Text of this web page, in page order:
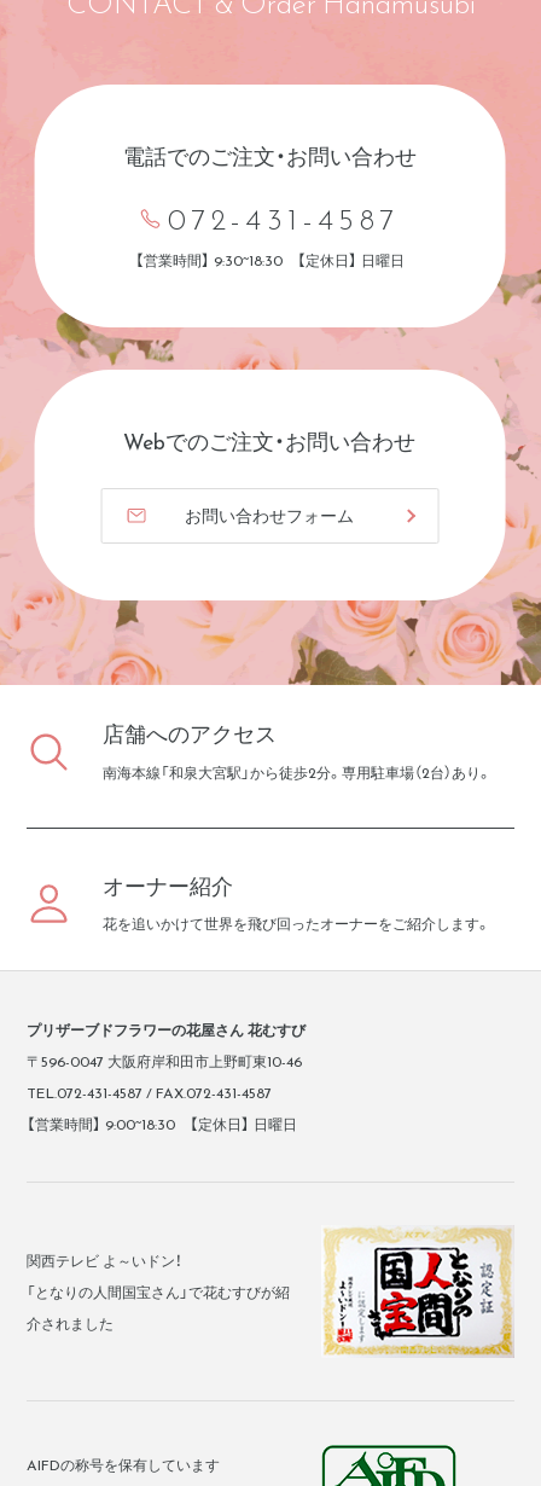
電話でのご注文・お問い合わせ
072-431-4587
【営業時間】 9:30~18:30 【定休日】 日曜日
Webでのご注文・お問い合わせ
お問い合わせフォーム
店舗へのアクセス
南海本線「和泉大宮駅」から徒歩2分。専用駐車場（2台）あり。
オーナー紹介
花を追いかけて世界を飛び回ったオーナーをご紹介します。
プリザーブドフラワーの花屋さん 花むすび
〒596-0047 大阪府岸和田市上野町東10-46
TEL.072-431-4587 / FAX.072-431-4587
【営業時間】 9:00~18:30 【定休日】 日曜日
関西テレビ よ～いドン！
「となりの人間国宝さん」で花むすびが紹
介されました
AIFDの称号を保有しています